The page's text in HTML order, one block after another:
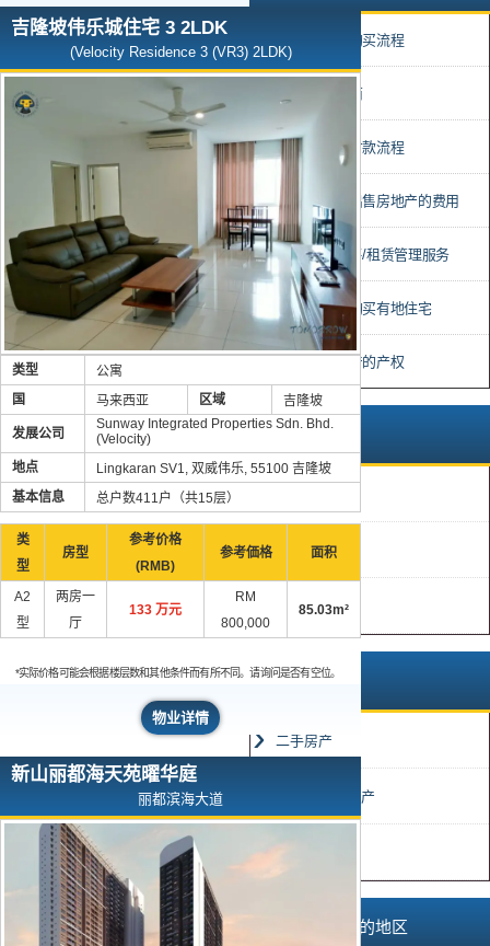
• 马来西亚房产购买流程
• 精选开发商指南
• 购买房产时的付款流程
• 购买、持有和出售房地产的费用
• 评估、房产销售/租赁管理服务
• 在马来西亚可购买有地住宅
• 马来西亚房地产的产权
推荐
新房产
高回报
完成状态
二手房产
未使用完成房产
马来西亚以外的地区
吉隆坡伟乐城住宅 3 2LDK
(Velocity Residence 3 (VR3) 2LDK)
类型
公寓
国
马来西亚 区域 吉隆坡
发展公司
Sunway Integrated Properties Sdn. Bhd.
(Velocity)
地点
Lingkaran SV1, 双威伟乐, 55100 吉隆坡
基本信息
总户数411户（共15层）
类
型
房型
参考价格
(RMB)
参考価格 面积
A2
型
两房一
厅
133 万元
RM
800,000
85.03m²
*实际价格可能会根据楼层数和其他条件而有所不同。请询问是否有空位。
物业详情
新山丽都海天苑曜华庭
丽都滨海大道